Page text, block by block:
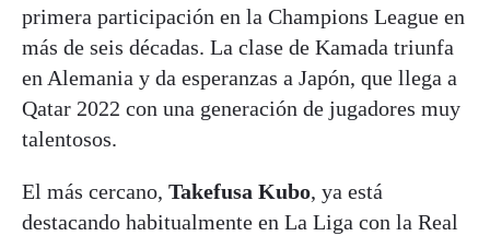
primera participación en la Champions League en
más de seis décadas. La clase de Kamada triunfa
en Alemania y da esperanzas a Japón, que llega a
Qatar 2022 con una generación de jugadores muy
talentosos.
El más cercano, Takefusa Kubo, ya está
destacando habitualmente en La Liga con la Real